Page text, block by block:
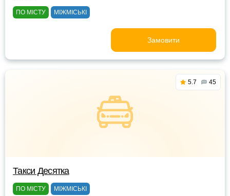
ПО МІСТУ МІЖМІСЬКІ
Замовити
5.7 45
Такси Десятка
ПО МІСТУ МІЖМІСЬКІ